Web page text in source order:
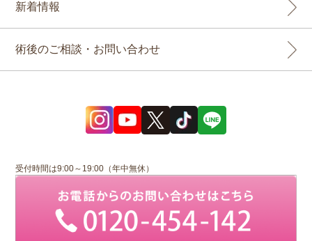
新着情報
術後のご相談・お問い合わせ
受付時間は9:00～19:00（年中無休）